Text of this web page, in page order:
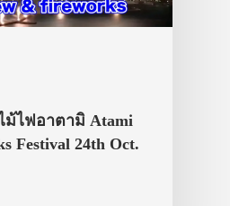
ม้ไฟอาตามิ Atami
Festival 24th Oct.